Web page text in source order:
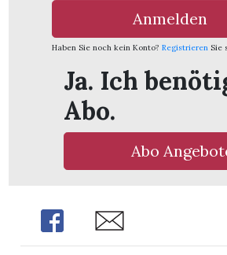
Anmelden
Haben Sie noch kein Konto? Registrieren Sie
Ja. Ich
Abo.
Abo
Share Share